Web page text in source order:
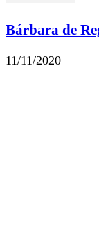
Bárbara de
11/11/2020